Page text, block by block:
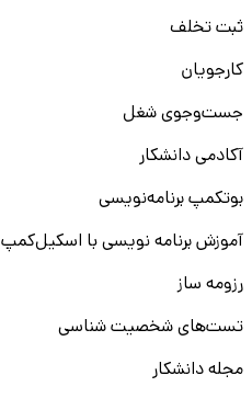
ثبت تخلف
کارجویان
جست‌و‌جوی شغل
آکادمی دانشکار
بوتکمپ برنامه‌نویسی
آموزش برنامه نویسی با اسکیل‌کمپ
رزومه ساز
تست‌های شخصیت شناسی
مجله دانشکار